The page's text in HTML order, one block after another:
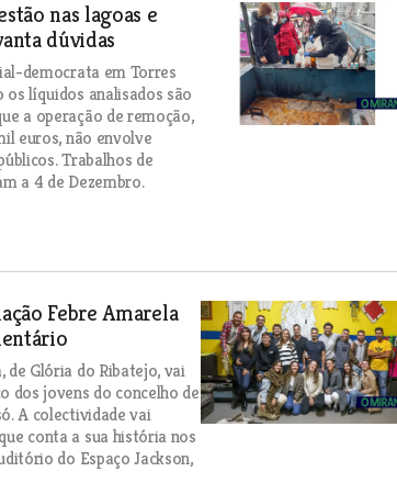
nas lagoas e
dúvidas
democrata em Torres
líquidos analisados são
a operação de remoção,
euros, não envolve
Trabalhos de
a 4 de Dezembro.
Febre Amarela
de Glória do Ribatejo, vai
dos jovens do concelho de
A colectividade vai
conta a sua história nos
do Espaço Jackson,